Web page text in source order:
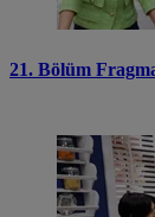
21. Bölüm